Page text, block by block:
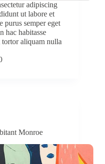
adipiscing
ut labore et
purus semper eget
hac habitasse
tortor aliquam nulla
Monroe